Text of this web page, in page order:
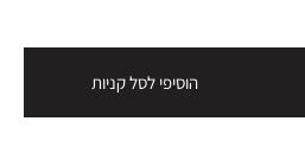
הוסיפי לסל קניות